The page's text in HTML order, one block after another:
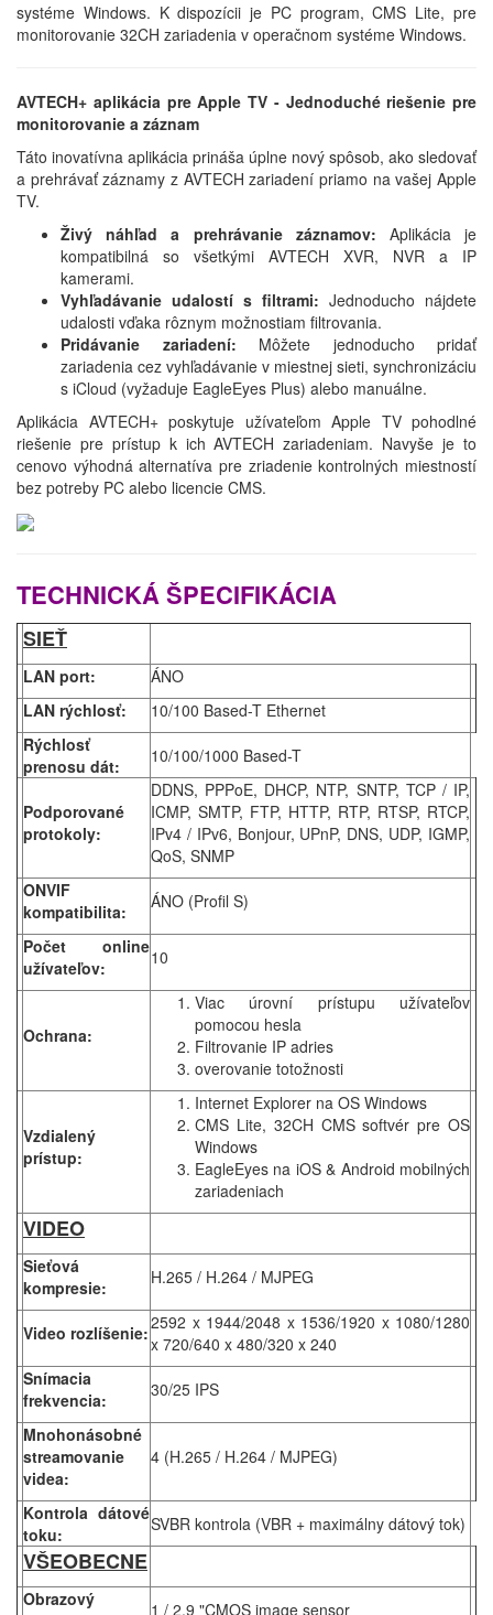
systéme Windows. K dispozícii je PC program, CMS Lite, pre
monitorovanie 32CH zariadenia v operačnom systéme Windows.
AVTECH+ aplikácia pre Apple TV - Jednoduché riešenie pre
monitorovanie a záznam
Táto inovatívna aplikácia prináša úplne nový spôsob, ako sledovať
a prehrávať záznamy z AVTECH zariadení priamo na vašej Apple
TV.
Živý náhľad a prehrávanie záznamov: Aplikácia je
kompatibilná so všetkými AVTECH XVR, NVR a IP
kamerami.
Vyhľadávanie udalostí s filtrami: Jednoducho nájdete
udalosti vďaka rôznym možnostiam filtrovania.
Pridávanie zariadení: Môžete jednoducho pridať
zariadenia cez vyhľadávanie v miestnej sieti, synchronizáciu
s iCloud (vyžaduje EagleEyes Plus) alebo manuálne.
Aplikácia AVTECH+ poskytuje užívateľom Apple TV pohodlné
riešenie pre prístup k ich AVTECH zariadeniam. Navyše je to
cenovo výhodná alternatíva pre zriadenie kontrolných miestností
bez potreby PC alebo licencie CMS.
TECHNICKÁ ŠPECIFIKÁCIA
SIEŤ
LAN port:
ÁNO
LAN rýchlosť:
10/100 Based-T Ethernet
Rýchlosť
prenosu dát:
10/100/1000 Based-T
Podporované
protokoly:
DDNS, PPPoE, DHCP, NTP, SNTP, TCP / IP,
ICMP, SMTP, FTP, HTTP, RTP, RTSP, RTCP,
IPv4 / IPv6, Bonjour, UPnP, DNS, UDP, IGMP,
QoS, SNMP
ONVIF
kompatibilita:
ÁNO (Profil S)
Počet online
užívateľov:
10
Ochrana:
Viac úrovní prístupu užívateľov
pomocou hesla
Filtrovanie IP adries
overovanie totožnosti
Vzdialený
prístup:
Internet Explorer na OS Windows
CMS Lite, 32CH CMS softvér pre OS
Windows
EagleEyes na iOS & Android mobilných
zariadeniach
VIDEO
Sieťová
kompresie:
H.265 / H.264 / MJPEG
Video rozlíšenie:2592 x 1944/2048 x 1536/1920 x 1080/1280
x 720/640 x 480/320 x 240
Snímacia
frekvencia:
30/25 IPS
Mnohonásobné
streamovanie
videa:
4 (H.265 / H.264 / MJPEG)
Kontrola dátové
toku:
SVBR kontrola (VBR + maximálny dátový tok)
VŠEOBECNE
Obrazový
1 / 2.9 "CMOS image sensor